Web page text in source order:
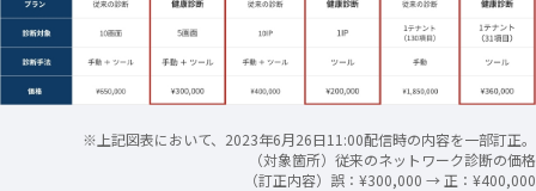
※上記図表において、2023年6月26日11:00配信時の内容を一部訂正。
（対象箇所）従来のネットワーク診断の価格​
（訂正内容）誤：¥300,000 → 正：¥400,000​